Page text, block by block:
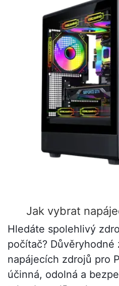
Jak vybrat
Hledáte spolehlivý
počítač? Důvěryhodné
napájecích zdrojů pro
účinná, odolná a